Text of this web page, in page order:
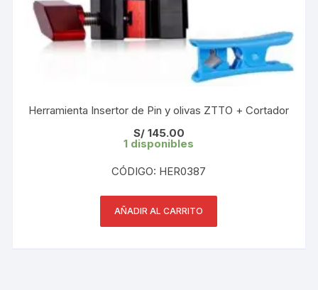
Herramienta Insertor de Pin y olivas ZTTO + Cortador
S/145.00
1 disponibles
CÓDIGO: HER0387
AÑADIR AL CARRITO